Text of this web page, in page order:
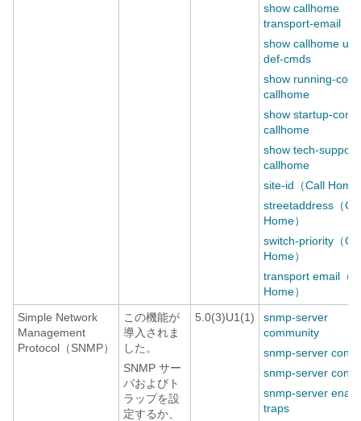
show callhome
transport-email
show callhome
def-cmds
show running-
callhome
show startup-
callhome
show tech-support
callhome
site-id（Call Home
streetaddress（
Home）
switch-priority（
Home）
transport email（
Home）
Simple Network
Management
Protocol（SNMP）
この機能が
導入されま
した。
SNMP サー
バおよびト
ラップを設
定するか、
5.0(3)U1(1)
snmp-server
community
snmp-server
snmp-server
snmp-server
traps